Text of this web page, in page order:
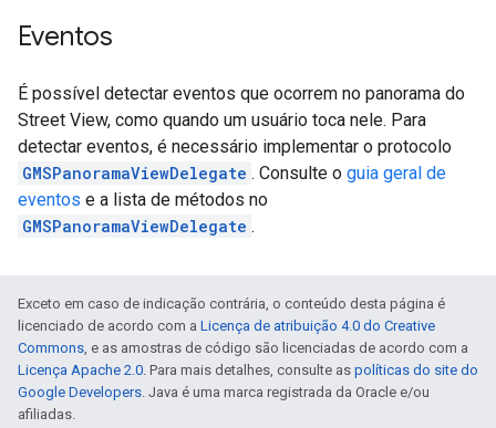
Eventos
É possível detectar eventos que ocorrem no panorama do
Street View, como quando um usuário toca nele. Para
detectar eventos, é necessário implementar o protocolo
GMSPanoramaViewDelegate . Consulte o guia geral de
eventos e a lista de métodos no
GMSPanoramaViewDelegate .
Exceto em caso de indicação contrária, o conteúdo desta página é
licenciado de acordo com a Licença de atribuição 4.0 do Creative
Commons, e as amostras de código são licenciadas de acordo com a
Licença Apache 2.0. Para mais detalhes, consulte as políticas do site do
Google Developers. Java é uma marca registrada da Oracle e/ou
afiliadas.